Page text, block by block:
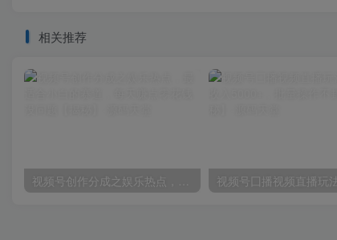
相关推荐
视频号创作分成之娱乐热点，最适合小白的赛道，每天赚点零花钱没问题【揭秘】